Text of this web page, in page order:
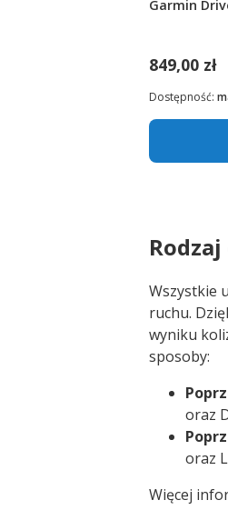
Garmin
849,00 zł
Dostępność:
Wszystkie
ruchu.
wyniku
sposoby:
oraz
oraz
Więcej